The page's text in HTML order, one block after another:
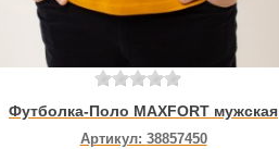
Футболка-Поло MAXFORT мужская
Артикул: 38857450